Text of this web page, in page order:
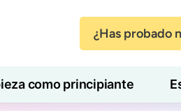
¿Has probado
como principiante